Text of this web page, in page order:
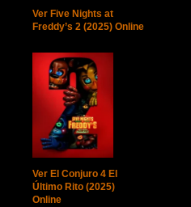
Ver Five Nights at
Freddy’s 2 (2025) Online
Ver El Conjuro 4 El
Último Rito (2025)
Online